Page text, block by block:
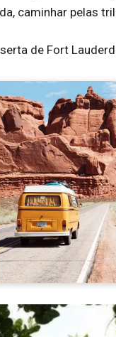
caminhar pelas
de Fort